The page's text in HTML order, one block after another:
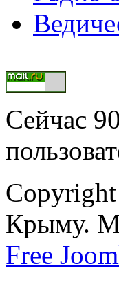
Сейчас
Крыму.
Free